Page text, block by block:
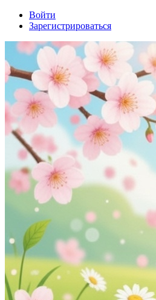
Войти
Зарегистрироваться